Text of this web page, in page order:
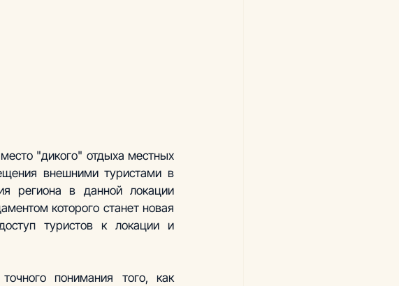
"дикого" отдыха местных
внешними туристами в
региона в данной локации
которого станет новая
туристов к локации и
понимания того, как